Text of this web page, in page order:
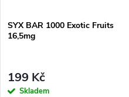
SYX BAR 1000 Exotic Fruits
16,5mg
199 Kč
Skladem